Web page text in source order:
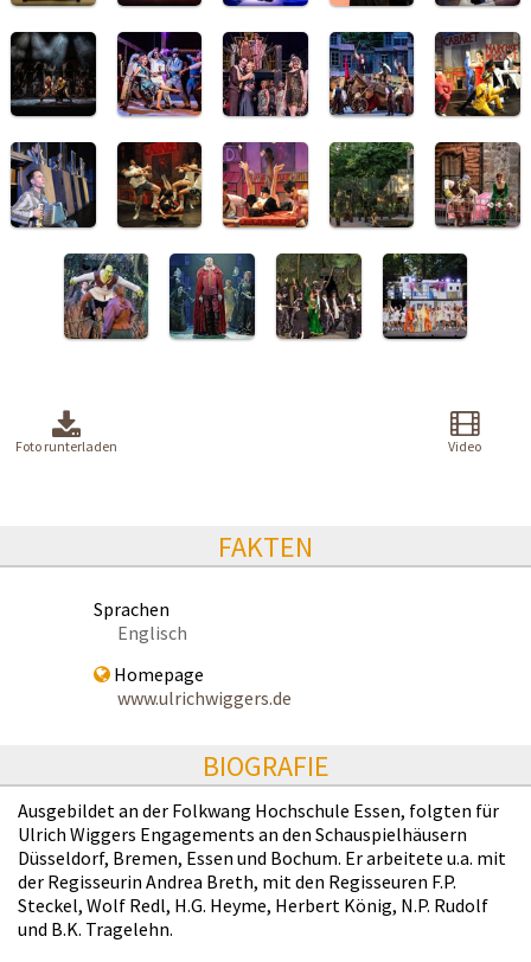
Foto runterladen Video
FAKTEN
Sprachen
Englisch
Homepage
www.ulrichwiggers.de
BIOGRAFIE
Ausgebildet an der Folkwang Hochschule Essen, folgten für
Ulrich Wiggers Engagements an den Schauspielhäusern
Düsseldorf, Bremen, Essen und Bochum. Er arbeitete u.a. mit
der Regisseurin Andrea Breth, mit den Regisseuren F.P.
Steckel, Wolf Redl, H.G. Heyme, Herbert König, N.P. Rudolf
und B.K. Tragelehn.